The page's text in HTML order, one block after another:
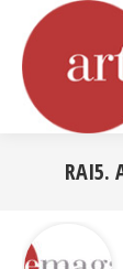
RAI5.